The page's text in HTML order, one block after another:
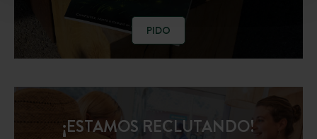
PIDO
¡ESTAMOS RECLUTANDO!